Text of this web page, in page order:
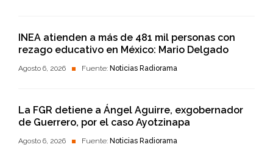
INEA atienden a más de 481 mil personas con
rezago educativo en México: Mario Delgado
Agosto 6, 2026 Fuente: Noticias Radiorama
La FGR detiene a Ángel Aguirre, exgobernador
de Guerrero, por el caso Ayotzinapa
Agosto 6, 2026 Fuente: Noticias Radiorama